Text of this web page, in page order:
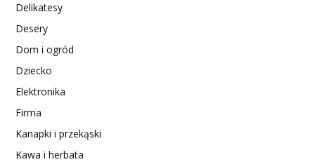
Delikatesy
Desery
Dom i ogród
Dziecko
Elektronika
Firma
Kanapki i przekąski
Kawa i herbata